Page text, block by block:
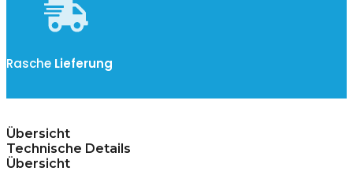
Rasche Lieferung
Übersicht
Technische Details
Übersicht